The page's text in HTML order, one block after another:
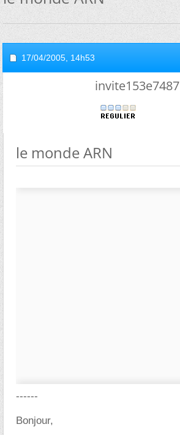
17/04/2005, 14h53
invite153e7487
le monde ARN
------
Bonjour,